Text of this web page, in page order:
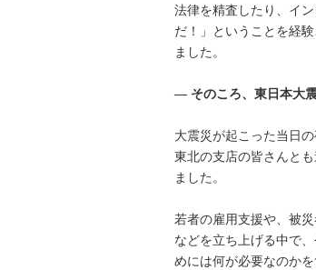
法律を精査したり、イ
だ！」ということを経
ました。
― そのころ、東日本大震
大震災が起こった当日
東北の支店の皆さんと
ました。
若者の雇用支援や、被
などを立ち上げる中で
めには何が必要なのか